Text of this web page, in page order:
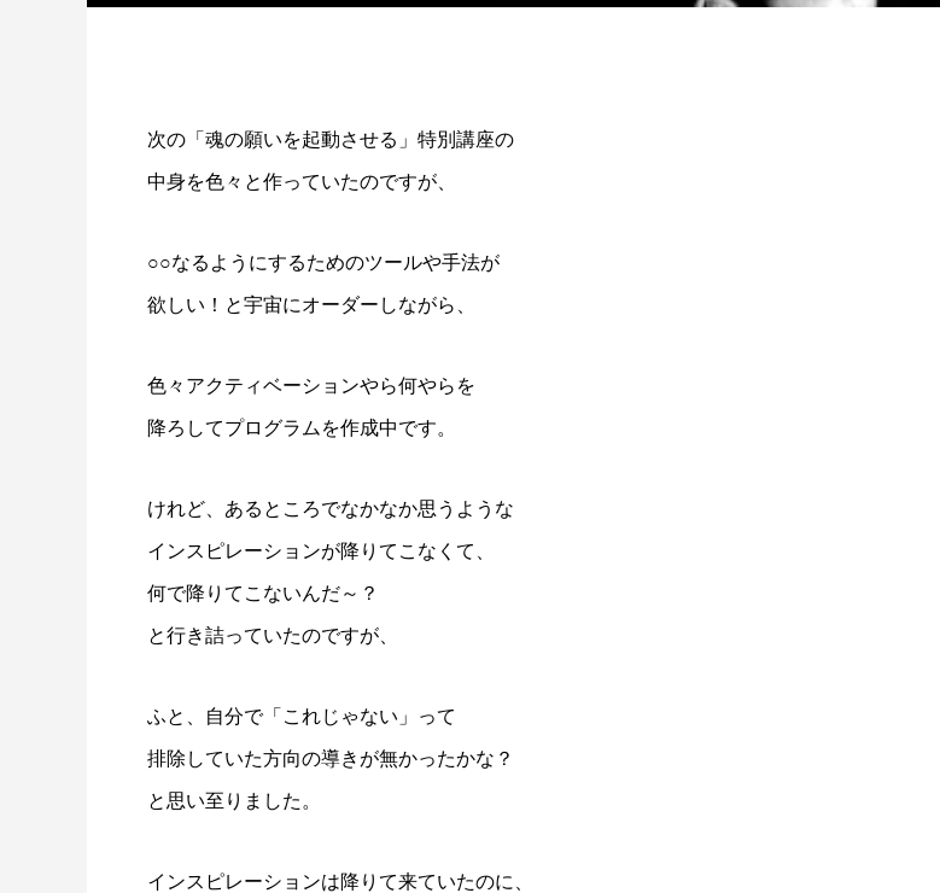
次の「魂の願いを起動させる」特別講座の
中身を色々と作っていたのですが、
○○なるようにするためのツールや手法が
欲しい！と宇宙にオーダーしながら、
色々アクティベーションやら何やらを
降ろしてプログラムを作成中です。
けれど、あるところでなかなか思うような
インスピレーションが降りてこなくて、
何で降りてこないんだ～？
と行き詰っていたのですが、
ふと、自分で「これじゃない」って
排除していた方向の導きが無かったかな？
と思い至りました。
インスピレーションは降りて来ていたのに、